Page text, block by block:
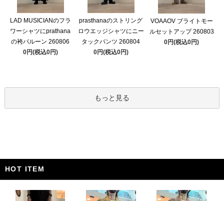
LAD MUSICIANのフラ
ワーシャツにprathana
の袴バルーン 260806
0円(税込0円)
prasthanaのストリング
ロウエッジシャツにニー
タックパンツ 260804
0円(税込0円)
VOAAOV ブライトモー
ルセットアップ 260803
0円(税込0円)
もっと見る
HOT ITEM